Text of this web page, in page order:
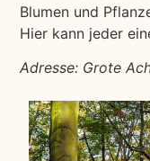
Blumen und
Hier kann jeder
Adresse: Grote